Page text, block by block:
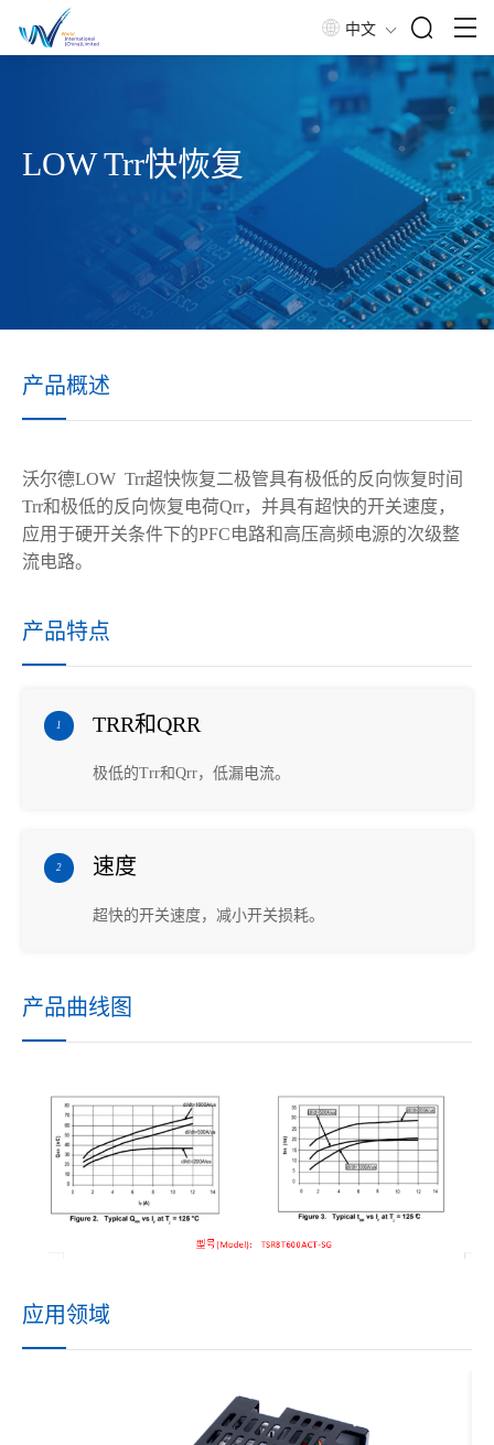
中文
LOW Trr快恢复
产品概述
沃尔德LOW Trr超快恢复二极管具有极低的反向恢复时间
Trr和极低的反向恢复电荷Qrr， 并具有超快的开关速度，
应用于硬开关条件下的PFC电路和高压高频电源的次级整
流电路。
产品特点
1 TRR和QRR
极低的Trr和Qrr，低漏电流。
2 速度
超快的开关速度，减小开关损耗。
产品曲线图
应用领域